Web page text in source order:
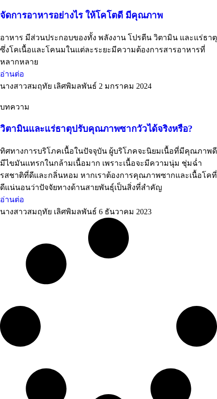
จัดการอาหารอย่างไร ให้โคโตดี มีคุณภาพ
อาหาร มีส่วนประกอบของทั้ง พลังงาน โปรตีน วิตามิน และแร่ธาตุ
ซึ่งโคเนื้อและโคนมในแต่ละระยะมีความต้องการสารอาหารที่
หลากหลาย
อ่านต่อ
นางสาวสมฤทัย เลิศพิมลพันธ์ 2 มกราคม 2024
บทความ
วิตามินและแร่ธาตุปรับคุณภาพซากวัวได้จริงหรือ?
ทิศทางการบริโภคเนื้อในปัจจุบัน ผู้บริโภคจะนิยมเนื้อที่มีคุณภาพดี
มีไขมันแทรกในกล้ามเนื้อมาก เพราะเนื้อจะมีความนุ่ม ชุ่มฉ่ำ
รสชาติที่ดีและกลิ่นหอม หากเราต้องการคุณภาพซากและเนื้อโคที่
ดีแน่นอนว่าปัจจัยทางด้านสายพันธุ์เป็นสิ่งที่สำคัญ
อ่านต่อ
นางสาวสมฤทัย เลิศพิมลพันธ์ 6 ธันวาคม 2023